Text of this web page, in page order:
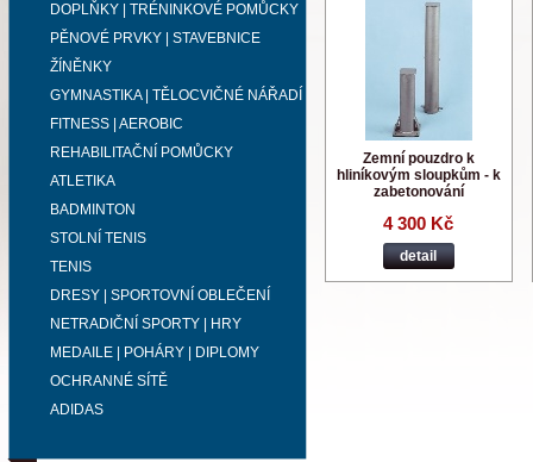
DOPLŇKY | TRÉNINKOVÉ POMŮCKY
PĚNOVÉ PRVKY | STAVEBNICE
ŽÍNĚNKY
GYMNASTIKA | TĚLOCVIČNÉ NÁŘADÍ
FITNESS | AEROBIC
REHABILITAČNÍ POMŮCKY
ATLETIKA
BADMINTON
STOLNÍ TENIS
TENIS
DRESY | SPORTOVNÍ OBLEČENÍ
NETRADIČNÍ SPORTY | HRY
MEDAILE | POHÁRY | DIPLOMY
OCHRANNÉ SÍTĚ
ADIDAS
Zemní pouzdro k
hliníkovým sloupkům - k
zabetonování
4 300 Kč
detail